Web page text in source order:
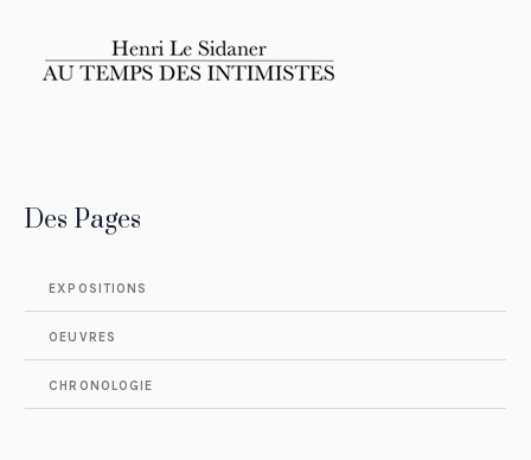
Des Pages
EXPOSITIONS
OEUVRES
CHRONOLOGIE